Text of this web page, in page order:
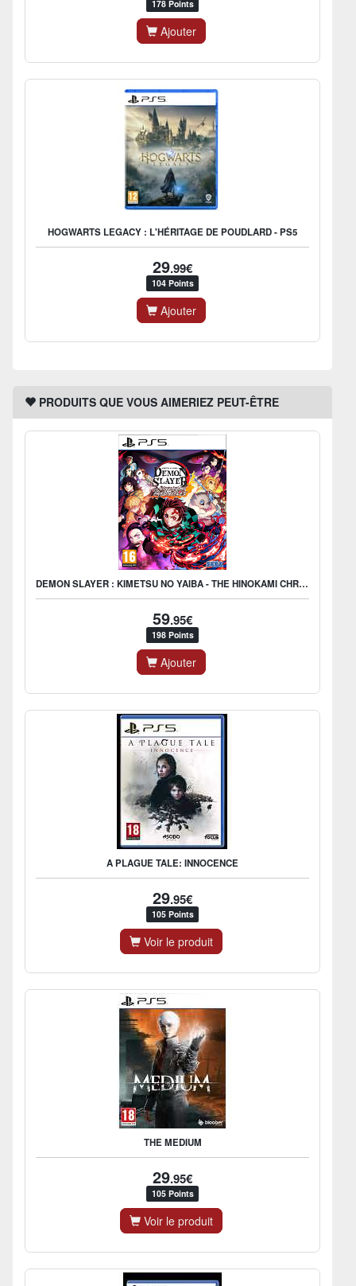
178 Points
Ajouter
HOGWARTS LEGACY : L'HÉRITAGE DE POUDLARD - PS5
29.99€
104 Points
Ajouter
PRODUITS QUE VOUS AIMERIEZ PEUT-ÊTRE
DEMON SLAYER : KIMETSU NO YAIBA - THE HINOKAMI CHRONICLES
59.95€
198 Points
Ajouter
A PLAGUE TALE: INNOCENCE
29.95€
105 Points
Voir le produit
THE MEDIUM
29.95€
105 Points
Voir le produit